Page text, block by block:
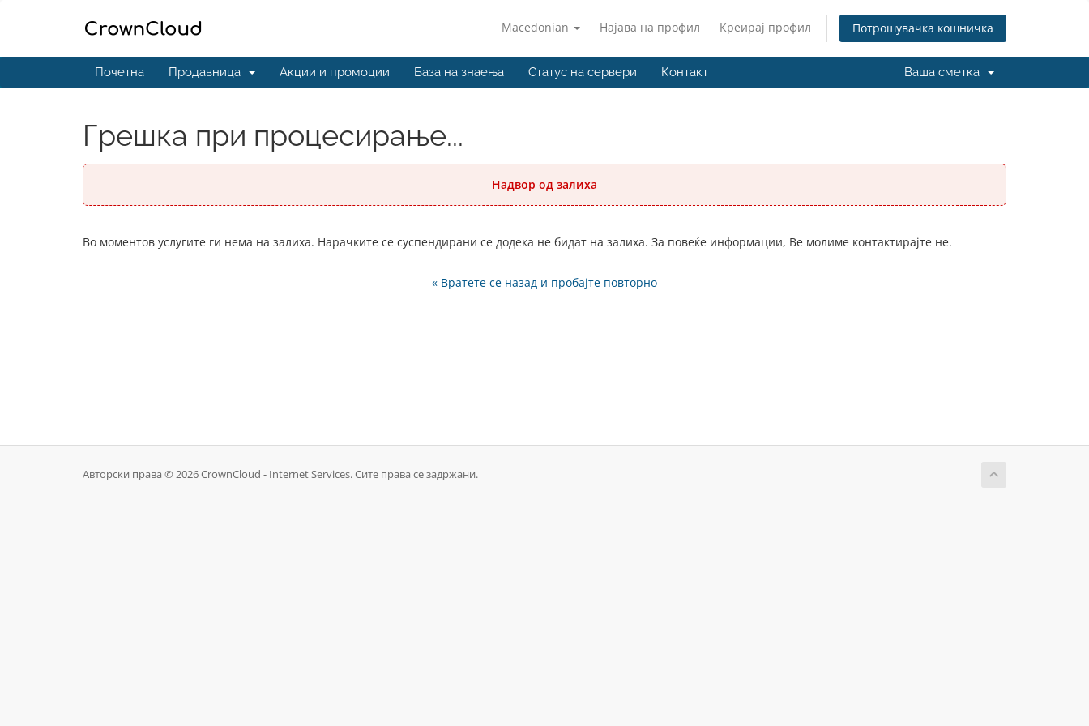
Macedonian Најава на профил Креирај профил Потрошувачка кошничка
Почетна Продавница Акции и промоции База на знаења Статус на сервери Контакт Ваша сметка
Грешка при процесирање...
Надвор од залиха
Во моментов услугите ги нема на залиха. Нарачките се суспендирани се додека не бидат на залиха. За повеќе информации, Ве молиме контактирајте не.
« Вратете се назад и пробајте повторно
Авторски права © 2026 CrownCloud - Internet Services. Сите права се задржани.